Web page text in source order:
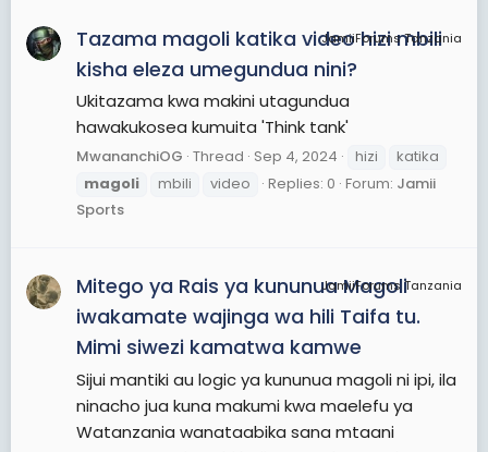
JamiiForums Tanzania
Tazama magoli katika video hizi mbili
kisha eleza umegundua nini?
Ukitazama kwa makini utagundua
hawakukosea kumuita 'Think tank'
MwananchiOG Thread Sep 4, 2024 hizi
katika
magoli
mbili video Replies: 0 Forum: Jamii
Sports
JamiiForums Tanzania
Mitego ya Rais ya kununua Magoli
iwakamate wajinga wa hili Taifa tu.
Mimi siwezi kamatwa kamwe
Sijui mantiki au logic ya kununua magoli ni ipi, ila
ninacho jua kuna makumi kwa maelefu ya
Watanzania wanataabika sana mtaani